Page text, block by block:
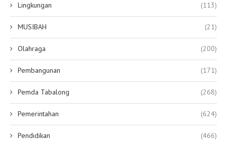
Lingkungan (113)
MUSIBAH (21)
Olahraga (200)
Pembangunan (171)
Pemda Tabalong (268)
Pemerintahan (624)
Pendidikan (466)